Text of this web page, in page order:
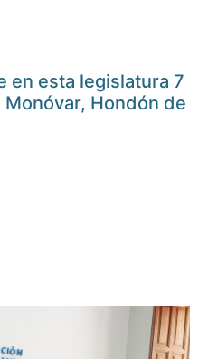
en esta legislatura 7
Hondón de